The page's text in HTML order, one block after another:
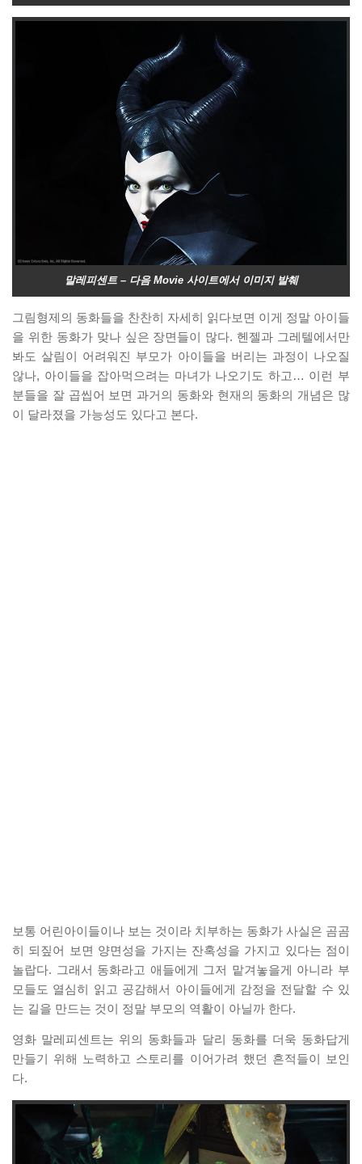
말레피센트 – 다음 Movie 사이트에서 이미지 발췌
그림형제의 동화들을 찬찬히 자세히 읽다보면 이게 정말 아이들
을 위한 동화가 맞나 싶은 장면들이 많다. 헨젤과 그레텔에서만
봐도 살림이 어려워진 부모가 아이들을 버리는 과정이 나오질
않나, 아이들을 잡아먹으려는 마녀가 나오기도 하고… 이런 부
분들을 잘 곱씹어 보면 과거의 동화와 현재의 동화의 개념은 많
이 달라졌을 가능성도 있다고 본다.
보통 어린아이들이나 보는 것이라 치부하는 동화가 사실은 곰곰
히 되짚어 보면 양면성을 가지는 잔혹성을 가지고 있다는 점이
놀랍다. 그래서 동화라고 애들에게 그저 맡겨놓을게 아니라 부
모들도 열심히 읽고 공감해서 아이들에게 감정을 전달할 수 있
는 길을 만드는 것이 정말 부모의 역활이 아닐까 한다.
영화 말레피센트는 위의 동화들과 달리 동화를 더욱 동화답게
만들기 위해 노력하고 스토리를 이어가려 했던 흔적들이 보인
다.